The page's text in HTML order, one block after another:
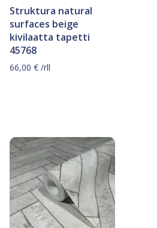
Struktura natural
surfaces beige
kivilaatta tapetti
45768
66,00€ /rll